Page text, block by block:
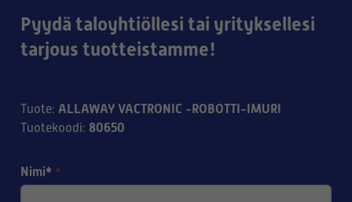
sovelluksessa ole
sovellukseen
Pyydä taloyhtiöllesi tai yrityksellesi
tarjous tuotteistamme!
Tuote: ALLAWAY VACTRONIC -ROBOTTI-IMURI
Tuotekoodi: 80650
Nimi* *